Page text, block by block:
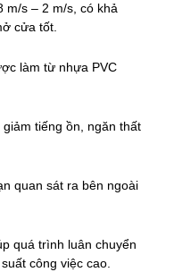
m/s – 2 m/s, có khả
cửa tốt.
làm từ nhựa PVC
tiếng ồn, ngăn thất
quan sát ra bên ngoài
quá trình luân chuyển
công việc cao.